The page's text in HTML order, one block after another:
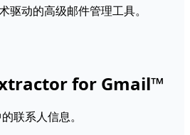
动的高级邮件管理工具。
for Gmail™
联系人信息。